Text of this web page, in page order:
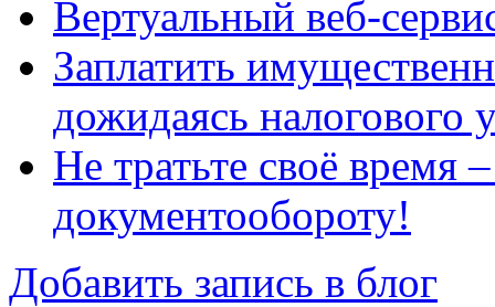
Вертуальный веб-
Заплатить
дожидаясь налогового
Не тратьте своё время
документообороту!
Добавить запись в блог